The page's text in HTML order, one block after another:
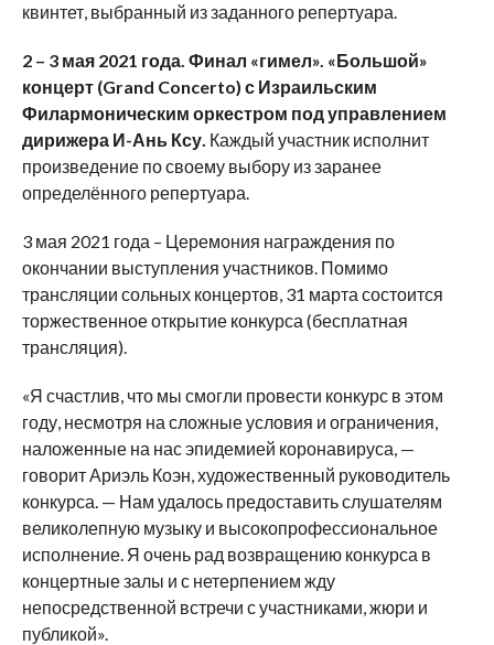
квинтет, выбранный из заданного репертуара.
2 – 3 мая 2021 года. Финал «гимел». «Большой»
концерт (Grand Concerto) с Израильским
Филармоническим оркестром под управлением
дирижера И-Ань Ксу. Каждый участник исполнит
произведение по своему выбору из заранее
определённого репертуара.
3 мая 2021 года – Церемония награждения по
окончании выступления участников. Помимо
трансляции сольных концертов, 31 марта состоится
торжественное открытие конкурса (бесплатная
трансляция).
«Я счастлив, что мы смогли провести конкурс в этом
году, несмотря на сложные условия и ограничения,
наложенные на нас эпидемией коронавируса, —
говорит Ариэль Коэн, художественный руководитель
конкурса. — Нам удалось предоставить слушателям
великолепную музыку и высокопрофессиональное
исполнение. Я очень рад возвращению конкурса в
концертные залы и с нетерпением жду
непосредственной встречи с участниками, жюри и
публикой».